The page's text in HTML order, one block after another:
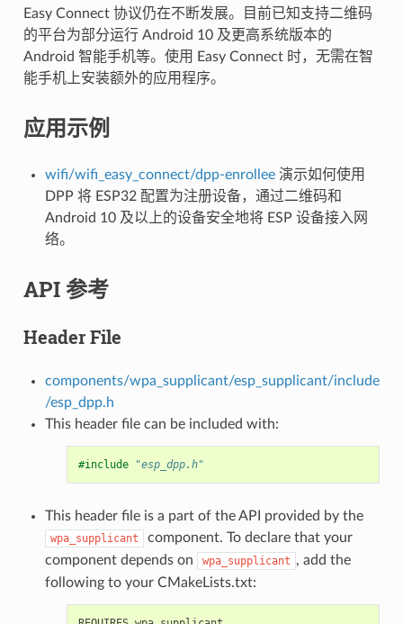
Easy Connect 协议仍在不断发展。目前已知支持二维码
的平台为部分运行 Android 10 及更高系统版本的
Android 智能手机等。使用 Easy Connect 时，无需在智
能手机上安装额外的应用程序。
应用示例
wifi/wifi_easy_connect/dpp-enrollee演示如何使用
DPP 将 ESP32 配置为注册设备，通过二维码和
Android 10 及以上的设备安全地将 ESP 设备接入网
络。
API 参考
Header File
components/wpa_supplicant/esp_supplicant/include
/esp_dpp.h
This header file can be included with:
#include "esp_dpp.h"
This header file is a part of the API provided by the
wpa_supplicant
component. To declare that your
component depends on
wpa_supplicant , add the
following to your CMakeLists.txt: